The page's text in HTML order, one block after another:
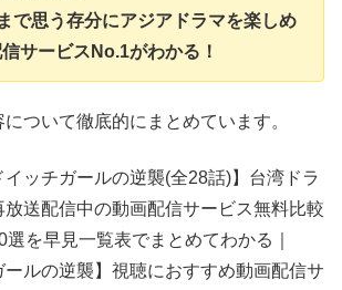
で思う存分にアジアドラマを楽しめ
サービスNo.1がわかる！
ついて徹底的にまとめています。
ッチガールの逆襲(全28話)】台湾ドラ
送配信中の動画配信サービス無料比較
を早見一覧表でまとめてわかる｜
ールの逆襲】視聴におすすめ動画配信サ